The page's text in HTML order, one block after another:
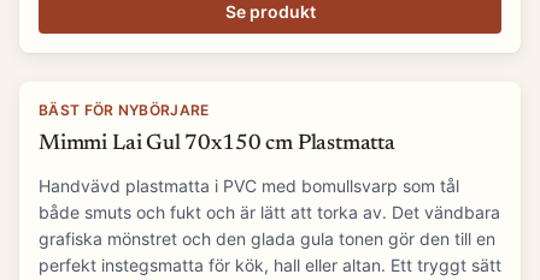
Se produkt
BÄST FÖR NYBÖRJARE
Mimmi Lai Gul 70x150 cm Plastmatta
Handvävd plastmatta i PVC med bomullsvarp som tål
både smuts och fukt och är lätt att torka av. Det vändbara
grafiska mönstret och den glada gula tonen gör den till en
perfekt instegsmatta för kök, hall eller altan. Ett tryggt sätt